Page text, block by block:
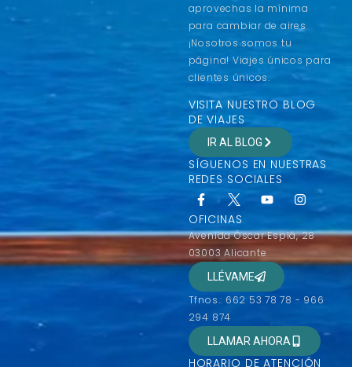
aprovechas la mínima
para cambiar de aires
¡Nosotros somos tu
página! Viajes únicos para
clientes únicos.
VISITA NUESTRO BLOG
DE VIAJES
IR AL BLOG
SÍGUENOS EN NUESTRAS
REDES SOCIALES
OFICINAS
Avenida Óscar Esplá, 28
03003 Alicante
LLÉVAME
Tfnos.: 662 53 78 78 - 966
294 874
LLAMAR AHORA
HORARIO DE ATENCIÓN